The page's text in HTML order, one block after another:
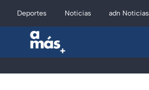
Deportes Noticias adn Noticias